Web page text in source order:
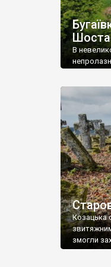
В
потім
століття
палацу
Козацька
звитяжним
змогли
поховали